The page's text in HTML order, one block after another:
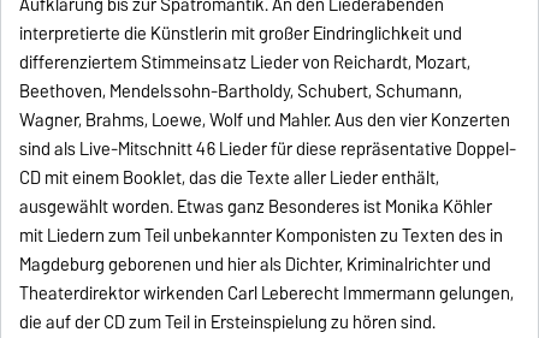
interpretierte die Künstlerin mit großer Eindringlichkeit und
differenziertem Stimmeinsatz Lieder von Reichardt, Mozart,
Beethoven, Mendelssohn-Bartholdy, Schubert, Schumann,
Wagner, Brahms, Loewe, Wolf und Mahler. Aus den vier Konzerten
sind als Live-Mitschnitt 46 Lieder für diese repräsentative Doppel-
CD mit einem Booklet, das die Texte aller Lieder enthält,
ausgewählt worden. Etwas ganz Besonderes ist Monika Köhler
mit Liedern zum Teil unbekannter Komponisten zu Texten des in
Magdeburg geborenen und hier als Dichter, Kriminalrichter und
Theaterdirektor wirkenden Carl Leberecht Immermann gelungen,
die auf der CD zum Teil in Ersteinspielung zu hören sind.